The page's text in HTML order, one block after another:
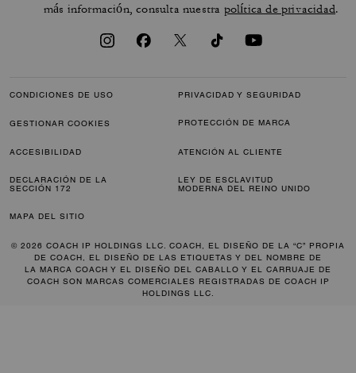
más información, consulta nuestra política de privacidad.
CONDICIONES DE USO PRIVACIDAD Y SEGURIDAD
GESTIONAR COOKIES PROTECCIÓN DE MARCA
ACCESIBILIDAD ATENCIÓN AL CLIENTE
DECLARACIÓN DE LA
SECCIÓN 172
LEY DE ESCLAVITUD
MODERNA DEL REINO UNIDO
MAPA DEL SITIO
© 2026 COACH IP HOLDINGS LLC. COACH, EL DISEÑO DE LA “C” PROPIA
DE COACH, EL DISEÑO DE LAS ETIQUETAS Y DEL NOMBRE DE
LA MARCA COACH Y EL DISEÑO DEL CABALLO Y EL CARRUAJE DE
COACH SON MARCAS COMERCIALES REGISTRADAS DE COACH IP
HOLDINGS LLC.